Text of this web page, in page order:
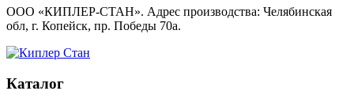
ООО «КИПЛЕР-СТАН». Адрес производства: Челябинская
обл, г. Копейск, пр. Победы 70а.
Каталог